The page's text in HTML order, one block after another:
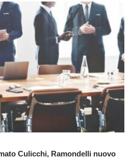
Culicchi, Ramondelli nuovo